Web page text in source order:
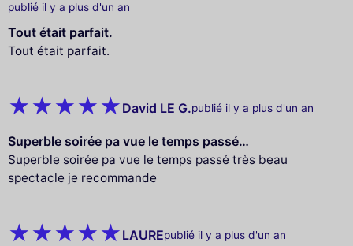
publié il y a plus d'un an
Tout était parfait.
Tout était parfait.
David LE G.publié il y a plus d'un an
Superble soirée pa vue le temps passé…
Superble soirée pa vue le temps passé très beau
spectacle je recommande
LAUREpublié il y a plus d'un an